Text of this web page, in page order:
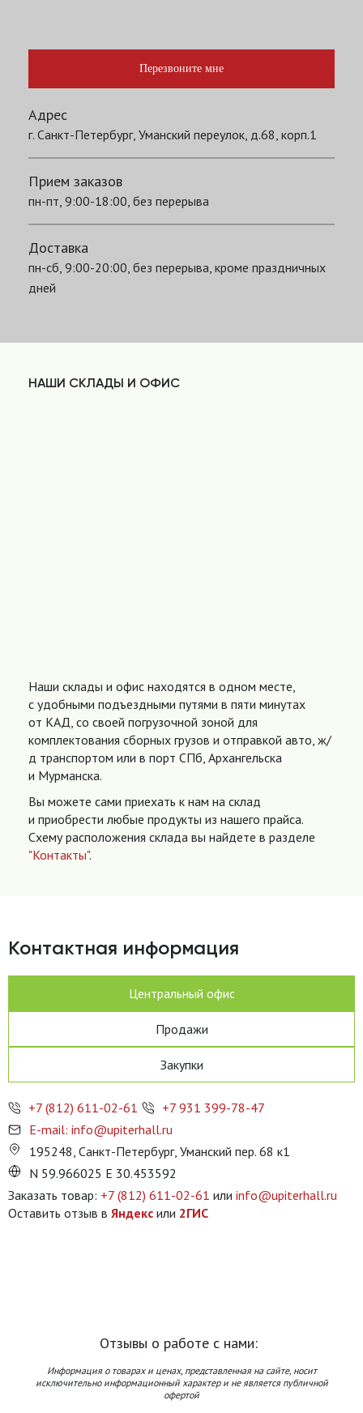
Перезвоните мне
Адрес
г. Санкт-Петербург, Уманский переулок, д.68, корп.1
Прием заказов
пн-пт, 9:00-18:00, без перерыва
Доставка
пн-сб, 9:00-20:00, без перерыва, кроме праздничных
дней
НАШИ СКЛАДЫ И ОФИС
Наши склады и офис находятся в одном месте,
с удобными подъездными путями в пяти минутах
от КАД, со своей погрузочной зоной для
комплектования сборных грузов и отправкой авто, ж/
д транспортом или в порт СПб, Архангельска
и Мурманска.
Вы можете сами приехать к нам на склад
и приобрести любые продукты из нашего прайса.
Схему расположения склада вы найдете в разделе
"Контакты".
Контактная информация
Центральный офис
Продажи
Закупки
+7 (812) 611-02-61
+7 931 399-78-47
E-mail: info@upiterhall.ru
195248, Санкт-Петербург, Уманский пер. 68 к1
N 59.966025 E 30.453592
Заказать товар: +7 (812) 611-02-61 или info@upiterhall.ru
Оставить отзыв в Яндекс или 2ГИС
Отзывы о работе с нами:
Информация о товарах и ценах, представленная на сайте, носит
исключительно информационный характер и не является публичной
офертой